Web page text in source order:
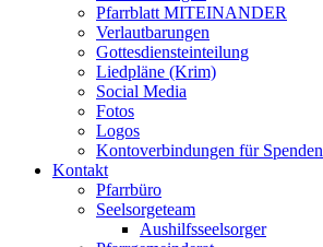
Pfarrblatt MITEINANDER
Verlautbarungen
Gottesdiensteinteilung
Liedpläne (Krim)
Social Media
Fotos
Logos
Kontoverbindungen für Spenden
Kontakt
Pfarrbüro
Seelsorgeteam
Aushilfsseelsorger